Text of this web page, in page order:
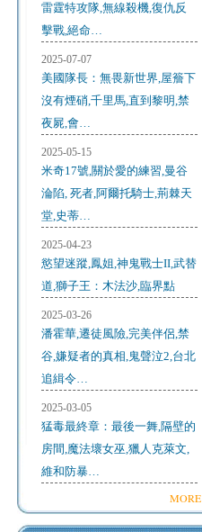
雷霆特攻隊,無線殺機,復仇反
擊戰,絕命…
2025-07-07
美國隊長：無畏新世界,屋簷下
沒有煙硝,千里馬,直到黎明,禁
夜屍,會…
2025-05-15
米奇17號,關於愛的練習,曼谷
淪陷, 死者,阿爾托騎士,荊棘天
堂,史蒂…
2025-04-23
慾望迷蹤,鳳姐,神鬼戰士II,武替
道,獅子王：木法沙,臨界點
2025-03-26
潘霍華,遷徒風險,完美伴侶,禁
谷,嫌疑者的真相,鬼聲泣2,台北
追緝令…
2025-03-05
猛毒最終章：最後一舞,隔壁的
房間,魔法壞女巫,獵人克萊文,
維和防暴…
MORE